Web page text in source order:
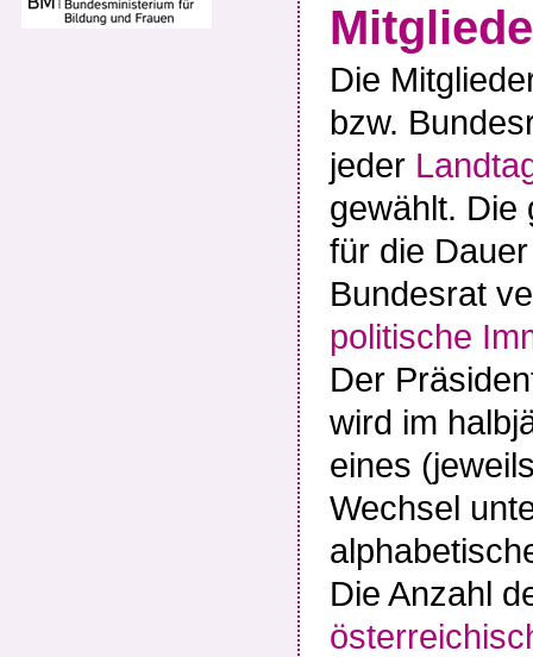
Die
bzw.
jeder
gewählt. Die
für die
Bundesrat
politische
Der
wird im
eines
Wechsel
Die Anzahl